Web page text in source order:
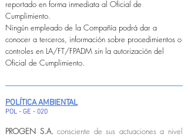
reportado en forma inmediata al Oficial de
Cumplimiento.
Ningún empleado de la Compañía podrá dar a
conocer a terceros, información sobre procedimientos o
controles en LA/FT/FPADM sin la autorización del
Oficial de Cumplimiento.
POLÍTICA AMBIENTAL
POL - GE - 020
PROGEN S.A. consciente de sus actuaciones a nivel